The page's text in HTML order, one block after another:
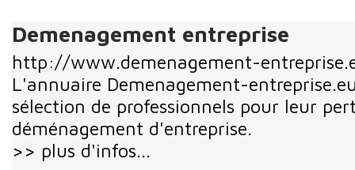
Demenagement entreprise
http://www.demenagement-
L'annuaire Demenagement-
sélection de professionnels pour leur
déménagement d'entreprise.
>> plus d'infos...